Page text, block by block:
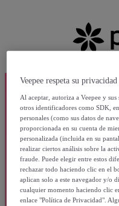
Veepee respeta su privacidad
Al aceptar, autoriza a Veepee y
otros identificadores como SDK,
personales (como sus datos de
proporcionada en su cuenta de
personalizada (incluida en su
realizar ciertos análisis sobre la
fraude. Puede elegir entre estos
rechazar todo haciendo clic en el
aplican solo a este navegador y/o
cualquier momento haciendo clic
enlace "Política de Privacidad".